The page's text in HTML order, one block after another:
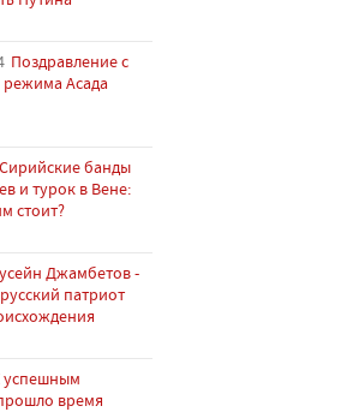
Поздравление с
Асада
Сирийские банды
и турок в Вене:
стоит?
Джамбетов -
патриот
успешным
время